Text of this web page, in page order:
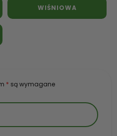
WIŚNIOWA
* są wymagane